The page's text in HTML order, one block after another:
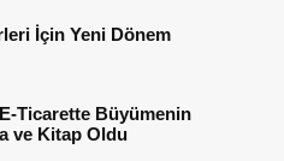
İçin Yeni Dönem
E-Ticarette Büyümenin
ve Kitap Oldu